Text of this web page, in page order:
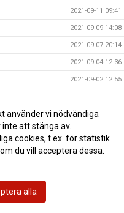
2021-09-11 09:41
2021-09-09 14:08
2021-09-07 20:14
2021-09-04 12:36
2021-09-02 12:55
2021-05-03 10:20
2021-01-26 11:30
använder vi nödvändiga
att stänga av.
cookies, t.ex. för statistik
du vill acceptera dessa.
alla